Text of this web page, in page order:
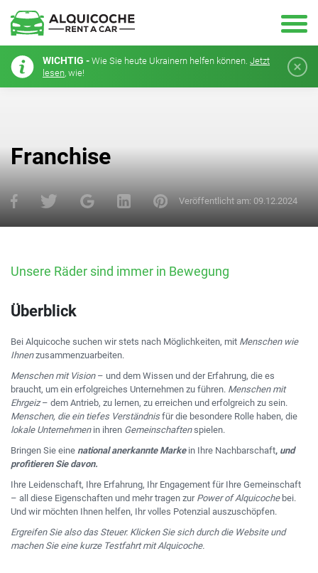
WICHTIG - Wie Sie heute Ukrainern helfen können. Jetzt
lesen, wie!
Franchise
Veröffentlicht am: 09.12.2024
Unsere Räder sind immer in Bewegung
Überblick
Bei Alquicoche suchen wir stets nach Möglichkeiten, mit Menschen wie
Ihnenzusammenzuarbeiten.
Menschen mit Vision– und dem Wissen und der Erfahrung, die es
braucht, um ein erfolgreiches Unternehmen zu führen. Menschen mit
Ehrgeiz– dem Antrieb, zu lernen, zu erreichen und erfolgreich zu sein.
Menschen, die ein tiefes Verständnisfür die besondere Rolle haben, die
lokale Unternehmenin ihren Gemeinschaftenspielen.
Bringen Sie eine national anerkannte Markein Ihre Nachbarschaft, und
profitieren Sie davon.
Ihre Leidenschaft, Ihre Erfahrung, Ihr Engagement für Ihre Gemeinschaft
– all diese Eigenschaften und mehr tragen zurPower of Alquicochebei.
Und wir möchten Ihnen helfen, Ihr volles Potenzial auszuschöpfen.
Ergreifen Sie also das Steuer. Klicken Sie sich durch die Website und
machen Sie eine kurze Testfahrt mit Alquicoche.